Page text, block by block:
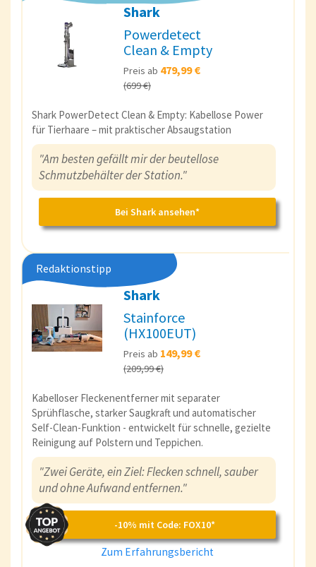
Shark
Powerdetect
Clean & Empty
Preis ab 479,99 €
(699 €)
Shark PowerDetect Clean & Empty: Kabellose Power
für Tierhaare – mit praktischer Absaugstation
"Am besten gefällt mir der beutellose
Schmutzbehälter der Station."
Bei Shark ansehen*
Redaktionstipp
Shark
Stainforce
(HX100EUT)
Preis ab 149,99 €
(209,99 €)
Kabelloser Fleckenentferner mit separater
Sprühflasche, starker Saugkraft und automatischer
Self-Clean-Funktion - entwickelt für schnelle, gezielte
Reinigung auf Polstern und Teppichen.
"Zwei Geräte, ein Ziel: Flecken schnell, sauber
und ohne Aufwand entfernen."
-10% mit Code: FOX10*
Zum Erfahrungsbericht